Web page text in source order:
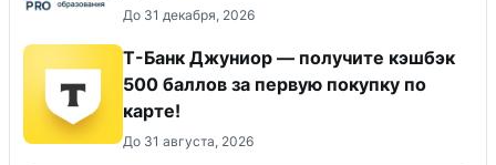
До 31 декабря, 2026
Т-Банк Джуниор — получите кэшбэк
500 баллов за первую покупку по
карте!
До 31 августа, 2026